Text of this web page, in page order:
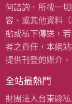
何諮詢。所載一
容、或其他資料
貼或私下傳送，
者之責任，本網
提供刊登的媒介。
全站最熱門
財團法人台東縣